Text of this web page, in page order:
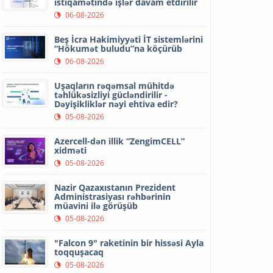
06-08-2026
Beş İcra Hakimiyyəti İT sistemlərini
“Hökumət buludu”na köçürüb
06-08-2026
Uşaqların rəqəmsal mühitdə
təhlükəsizliyi gücləndirilir -
Dəyişikliklər nəyi ehtiva edir?
05-08-2026
Azercell-dən illik “ZengimCELL”
xidməti
05-08-2026
Nazir Qazaxıstanın Prezident
Administrasiyası rəhbərinin
müavini ilə görüşüb
05-08-2026
"Falcon 9" raketinin bir hissəsi Ayla
toqquşacaq
05-08-2026